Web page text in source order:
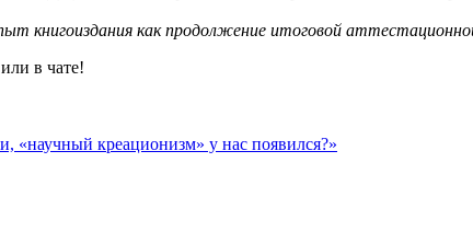
книгоиздания как продолжение итоговой
в чате!
«научный креационизм» у нас появился?»